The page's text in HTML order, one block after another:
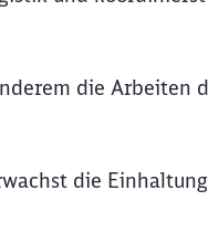
die Arbeiten
die Einhaltung